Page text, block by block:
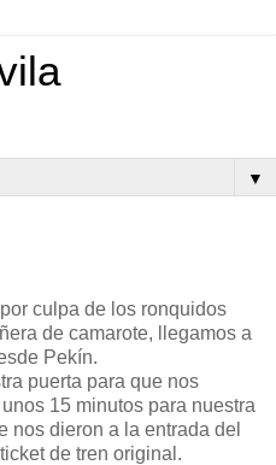
▼
culpa de los ronquidos
de camarote, llegamos a
Pekín.
puerta para que nos
15 minutos para nuestra
nos dieron a la entrada del
de tren original.